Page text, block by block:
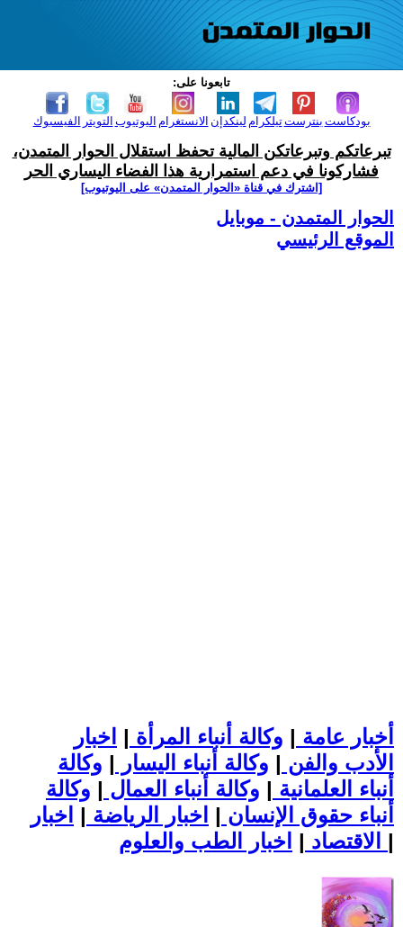
تابعونا على:
الفيسبوك التويتر اليوتيوب الانستغرام لينكدإن تيلكرامبنترست بودكاست
تبرعاتكم وتبرعاتكن المالية تحفظ استقلال الحوار المتمدن،
فشاركونا في دعم استمرارية هذا الفضاء اليساري الحر
[اشترك في قناة ‫«الحوار المتمدن» على اليوتيوب]
الحوار المتمدن - موبايل
الموقع الرئيسي
أخبار عامة | وكالة أنباء المرأة | اخبار
الأدب والفن | وكالة أنباء اليسار | وكالة
أنباء العلمانية | وكالة أنباء العمال | وكالة
أنباء حقوق الإنسان | اخبار الرياضة | اخبار
الاقتصاد | |